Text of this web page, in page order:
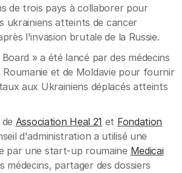
de trois pays à collaborer pour
ukrainiens atteints de cancer
l'invasion brutale de la Russie.
» a été lancé par des médecins
Roumanie et de Moldavie pour fournir
aux Ukrainiens déplacés atteints
Association Heal 21 et Fondation
d'administration a utilisé une
par une start-up roumaine Medicai
médecins, partager des dossiers